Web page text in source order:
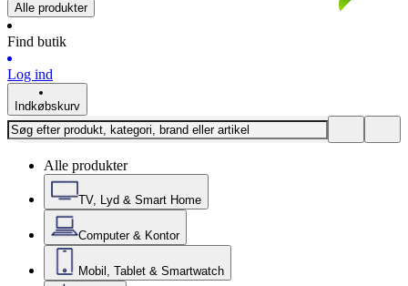
Alle produkter
Find butik
Log ind
Indkøbskurv
Alle produkter
TV, Lyd & Smart Home
Computer & Kontor
Mobil, Tablet & Smartwatch